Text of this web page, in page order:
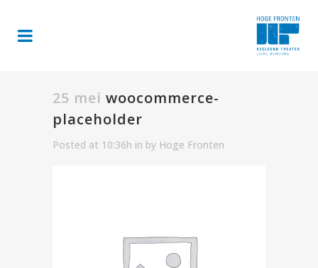
25 mei woocommerce-
placeholder
Posted at 10:36h in by Hoge Fronten